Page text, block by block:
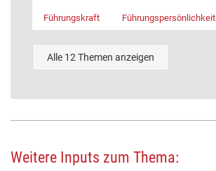
Führungskraft Führungspersönlichkeit
Alle 12 Themen anzeigen
Weitere Inputs zum Thema: